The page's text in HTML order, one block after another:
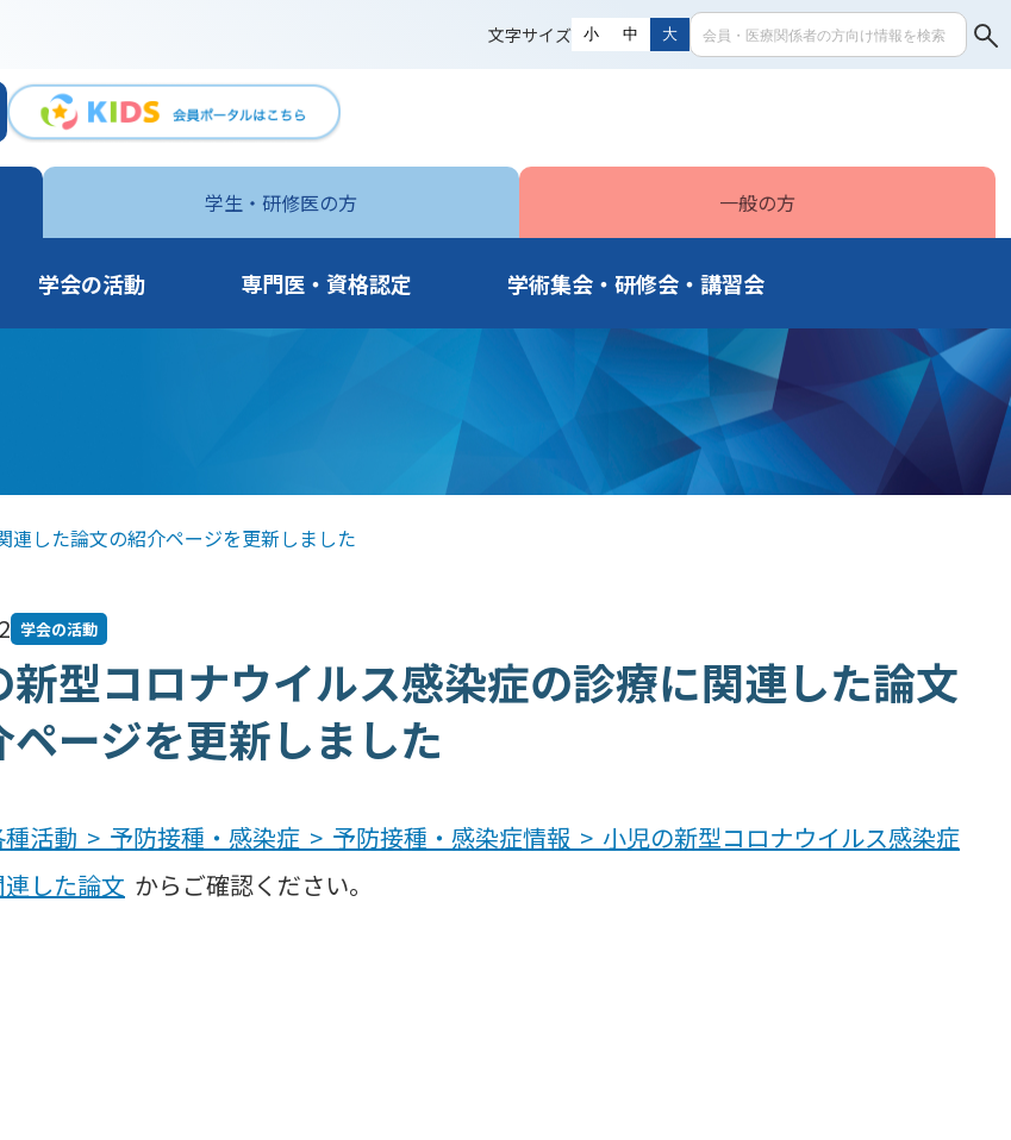
文字サイズ 小 中 大
学生・ 研修医の方 一般の方
学会の活動 専門医・資格認定 学術集会・研修会・講習会
した論文の紹介ページを更新しました
学会の活動
新型コロナウイルス感染症の診療に関連した論文
ページを更新しました
種活動 > 予防接種・感染症 > 予防接種・感染症情報 > 小児の新型コロナウイルス感染症
した論文 からご確認ください。